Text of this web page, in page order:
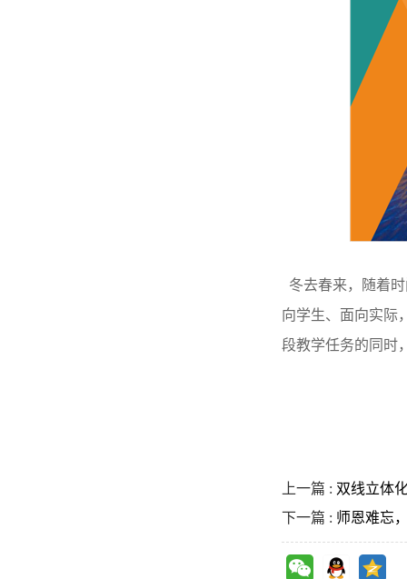
冬去春来，随着
向学生、面向实际
段教学任务的同时
上一篇 : 双线立体
下一篇 : 师恩难忘